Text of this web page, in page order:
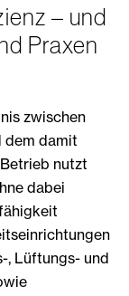
– und
Praxen
zwischen
dem damit
nutzt
dabei
, Lüftungs- und